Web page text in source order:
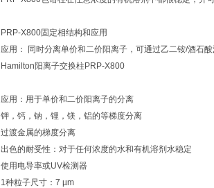
PRP-X800固定相结构和应用
应用： 同时分离单价和二价阳离子，可通过乙二铵/酒石
Hamilton阳离子交换柱PRP-X800
应用：用于单价和二价阳离子的分离
钾，钙，钠，锂，镁，铝的等梯度分离
过渡金属的梯度分离
出色的耐受性：对于任何浓度的水和有机溶剂水稳定
使用电导率或UV检测器
1种粒子尺寸：7 µm